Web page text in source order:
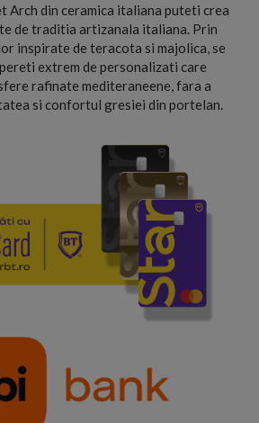
Arch din ceramica italiana puteti crea
de traditia artizanala italiana. Prin
inspirate de teracota si majolica, se
extrem de personalizati care
rafinate mediteraneene, fara a
si confortul gresiei din portelan.